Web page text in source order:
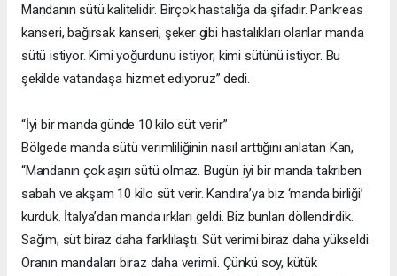
Mandanın sütü kalitelidir. Birçok hastalığa da şifadır. Pankreas
kanseri, bağırsak kanseri, şeker gibi hastalıkları olanlar manda
sütü istiyor. Kimi yoğurdunu istiyor, kimi sütünü istiyor. Bu
şekilde vatandaşa hizmet ediyoruz” dedi.
“İyi bir manda günde 10 kilo süt verir”
Bölgede manda sütü verimliliğinin nasıl arttığını anlatan Kan,
“Mandanın çok aşırı sütü olmaz. Bugün iyi bir manda takriben
sabah ve akşam 10 kilo süt verir. Kandıra’ya biz ‘manda birliği’
kurduk. İtalya’dan manda ırkları geldi. Biz bunları döllendirdik.
Sağım, süt biraz daha farklılaştı. Süt verimi biraz daha yükseldi.
Oranın mandaları biraz daha verimli. Çünkü soy, kütük